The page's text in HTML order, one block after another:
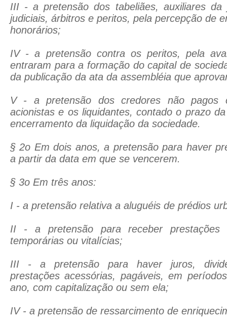
III - a pretensão dos tabeliães, auxiliares da
judiciais, árbitros e peritos, pela percepção de
honorários;
IV - a pretensão contra os peritos, pela
entraram para a formação do capital de
da publicação da ata da assembléia que
V - a pretensão dos credores não pagos
acionistas e os liquidantes, contado o prazo
encerramento da liquidação da sociedade.
§ 2o Em dois anos, a pretensão para haver
a partir da data em que se vencerem.
§ 3o Em três anos:
I - a pretensão relativa a aluguéis de prédios
II - a pretensão para receber prestações
temporárias ou vitalícias;
III - a pretensão para haver juros,
prestações acessórias, pagáveis, em
ano, com capitalização ou sem ela;
IV - a pretensão de ressarcimento de